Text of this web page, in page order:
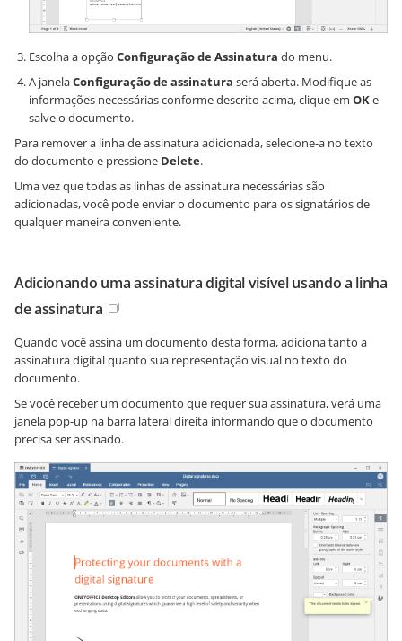
Escolha a opção Configuração de Assinatura do menu.
A janelaConfiguração de assinatura será aberta. Modifique as
informações necessárias conforme descrito acima, clique em OKe
salve o documento.
Para remover a linha de assinatura adicionada, selecione-a no texto
do documento e pressione Delete.
Uma vez que todas as linhas de assinatura necessárias são
adicionadas, você pode enviar o documento para os signatários de
qualquer maneira conveniente.
Adicionando uma assinatura digital visível usando a linha
de assinatura
Quando você assina um documento desta forma, adiciona tanto a
assinatura digital quanto sua representação visual no texto do
documento.
Se você receber um documento que requer sua assinatura, verá uma
janela pop-up na barra lateral direita informando que o documento
precisa ser assinado.